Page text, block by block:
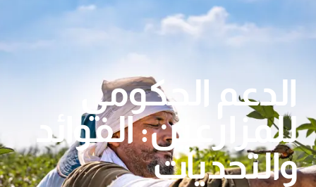
الدعم الحكومي
للمزارعين: الفوائد
والتحديات